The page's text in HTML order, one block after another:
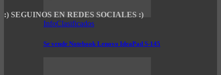
InfoClasificados
Se vende Notebook Lenovo IdeaPad S-145
:) SEGUINOS EN REDES SOCIALES :)